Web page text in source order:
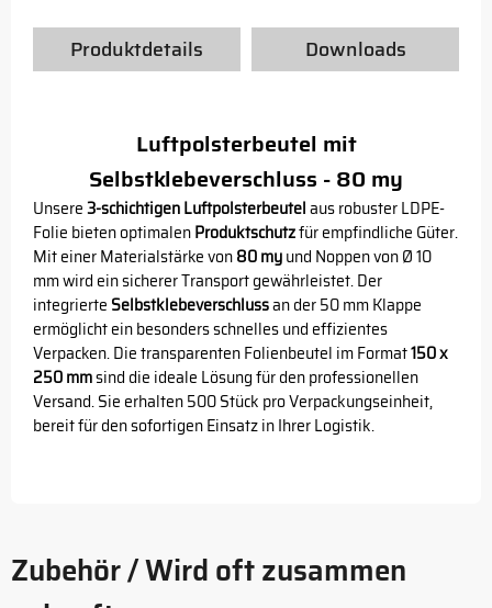
Produktdetails Downloads
Luftpolsterbeutel mit
Selbstklebeverschluss - 80 my
Unsere3-schichtigen Luftpolsterbeutelaus robuster LDPE-
Folie bieten optimalenProduktschutzfür empfindliche Güter.
Mit einer Materialstärke von80 myund Noppen von Ø 10
mm wird ein sicherer Transport gewährleistet. Der
integrierte Selbstklebeverschlussan der 50 mm Klappe
ermöglicht ein besonders schnelles und effizientes
Verpacken. Die transparenten Folienbeutel im Format150 x
250 mmsind die ideale Lösung für den professionellen
Versand. Sie erhalten 500 Stück pro Verpackungseinheit,
bereit für den sofortigen Einsatz in Ihrer Logistik.
Zubehör / Wird oft zusammen